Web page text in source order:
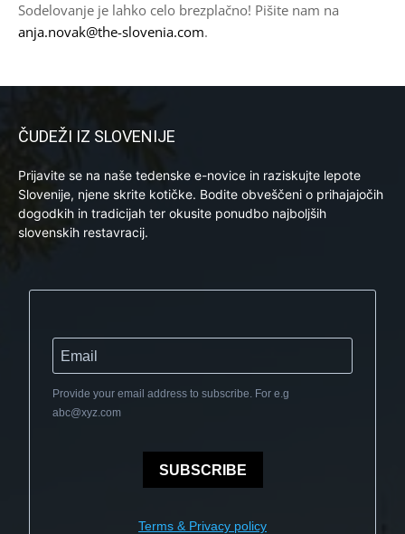
Sodelovanje je lahko celo brezplačno! Pišite nam na
anja.novak@the-slovenia.com.
ČUDEŽI IZ SLOVENIJE
Prijavite se na naše tedenske e-novice in raziskujte lepote
Slovenije, njene skrite kotičke. Bodite obveščeni o prihajajočih
dogodkih in tradicijah ter okusite ponudbo najboljših
slovenskih restavracij.
Provide your email address to subscribe. For e.g
abc@xyz.com
SUBSCRIBE
Terms & Privacy policy